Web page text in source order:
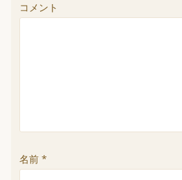
コメント
名前 *